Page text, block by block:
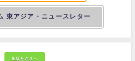
東アジア・ニュースレター
出版社さまへ